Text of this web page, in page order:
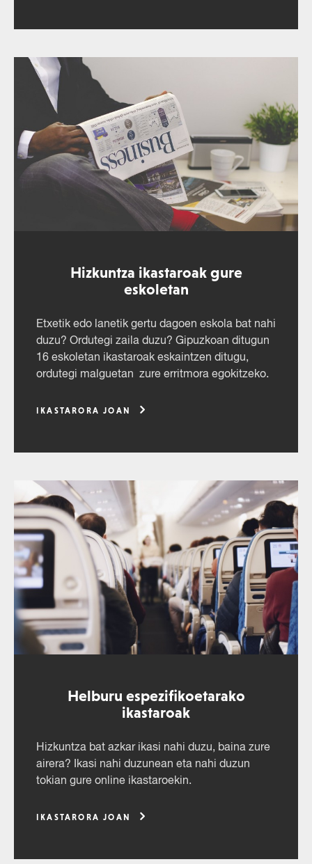
Hizkuntza ikastaroak gure
eskoletan
Etxetik edo lanetik gertu dagoen eskola bat nahi
duzu? Ordutegi zaila duzu? Gipuzkoan ditugun
16 eskoletan ikastaroak eskaintzen ditugu,
ordutegi malguetan zure erritmora egokitzeko.
IKASTARORA JOAN
Helburu espezifikoetarako
ikastaroak
Hizkuntza bat azkar ikasi nahi duzu, baina zure
airera? Ikasi nahi duzunean eta nahi duzun
tokian gure online ikastaroekin.
IKASTARORA JOAN